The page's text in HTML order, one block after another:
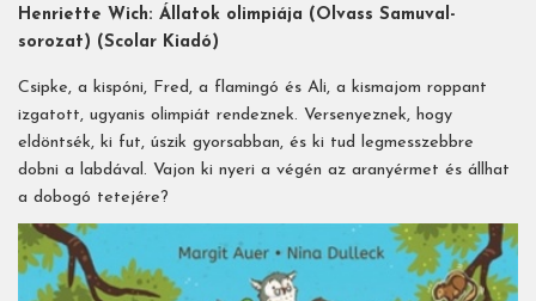
Henriette Wich: Állatok olimpiája (Olvass Samuval-
sorozat) (Scolar Kiadó)
Csipke, a kispóni, Fred, a flamingó és Ali, a kismajom roppant
izgatott, ugyanis olimpiát rendeznek. Versenyeznek, hogy
eldöntsék, ki fut, úszik gyorsabban, és ki tud legmesszebbre
dobni a labdával. Vajon ki nyeri a végén az aranyérmet és állhat
a dobogó tetejére?